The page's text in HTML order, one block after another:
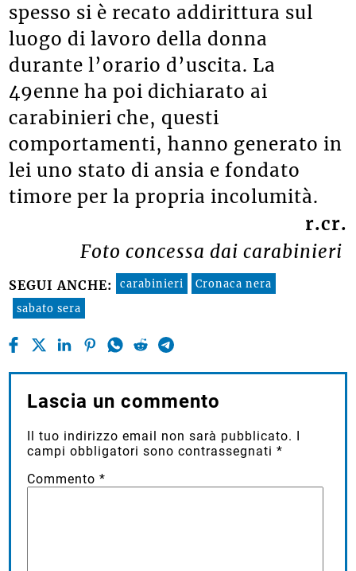
spesso si è recato addirittura sul
luogo di lavoro della donna
durante l’orario d’uscita. La
49enne ha poi dichiarato ai
carabinieri che, questi
comportamenti, hanno generato in
lei uno stato di ansia e fondato
timore per la propria incolumità.
r.cr.
Foto concessa dai carabinieri
SEGUI ANCHE: carabinieri
Cronaca nera
sabato sera
Lascia un commento
Il tuo indirizzo email non sarà pubblicato. I
campi obbligatori sono contrassegnati*
Commento*